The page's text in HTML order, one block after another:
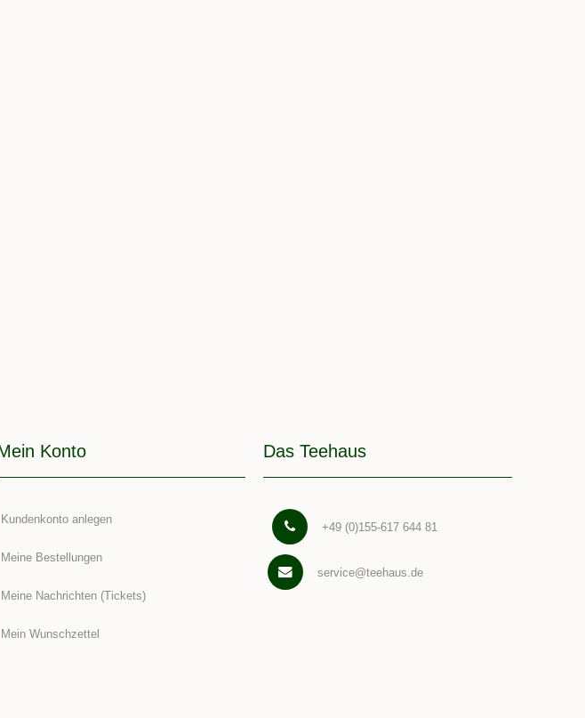
Konto
Kundenkonto anlegen
Meine Bestellungen
Meine Nachrichten (Tickets)
Mein Wunschzettel
Das Teehaus
+49 (0)155-617 644 81
service@teehaus.de